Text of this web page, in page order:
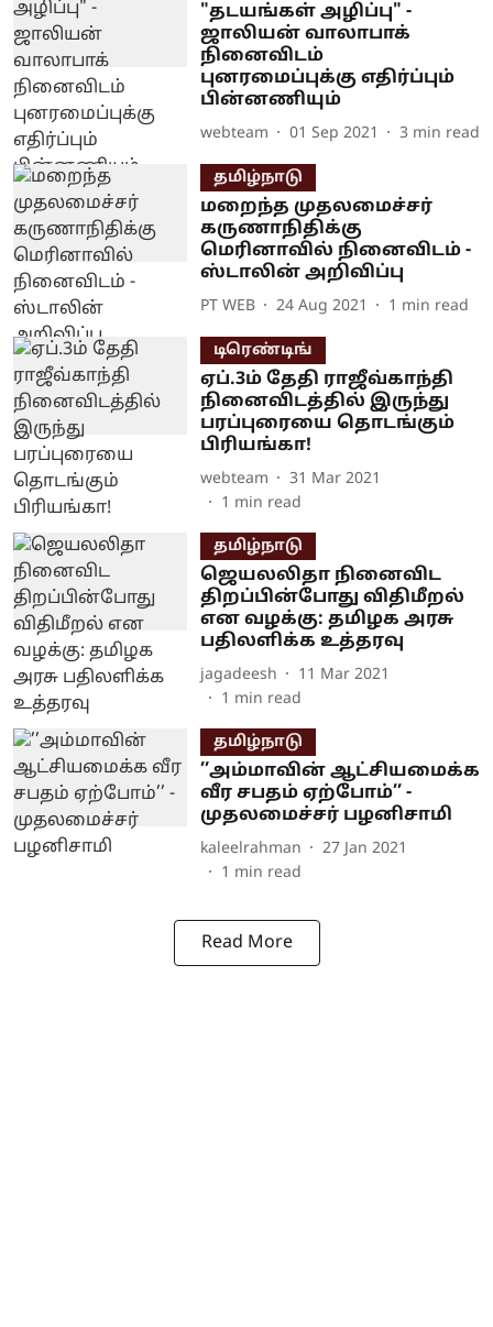
"தடயங்கள் அழிப்பு" -
ஜாலியன் வாலாபாக்
நினைவிடம்
புனரமைப்புக்கு எதிர்ப்பும்
பின்னணியும்
webteam 01 Sep 2021 3 min read
தமிழ்நாடு
மறைந்த முதலமைச்சர்
கருணாநிதிக்கு
மெரினாவில் நினைவிடம் -
ஸ்டாலின் அறிவிப்பு
PT WEB 24 Aug 2021 1 min read
டிரெண்டிங்
ஏப்.3ம் தேதி ராஜீவ்காந்தி
நினைவிடத்தில் இருந்து
பரப்புரையை தொடங்கும்
பிரியங்கா!
webteam
31 Mar 2021
1 min read
தமிழ்நாடு
ஜெயலலிதா நினைவிட
திறப்பின்போது விதிமீறல்
என வழக்கு: தமிழக அரசு
பதிலளிக்க உத்தரவு
jagadeesh
11 Mar 2021
1 min read
தமிழ்நாடு
’’அம்மாவின் ஆட்சியமைக்க
வீர சபதம் ஏற்போம்’’ -
முதலமைச்சர் பழனிசாமி
kaleelrahman
27 Jan 2021
1 min read
Read More